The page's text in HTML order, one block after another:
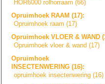
HOR6000 rolhorraam (66)
Opruimhoek RAAM (17):
Opruimhoek raam (17)
Opruimhoek VLOER & WAND
Opruimhoek vloer & wand (17)
Opruimhoek
INSECTENWERING (16):
opruimhoek insectenwering (16)